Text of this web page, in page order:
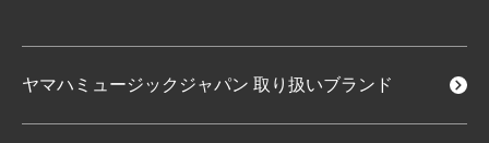
ヤマハミュージックジャパン 取り扱いブランド